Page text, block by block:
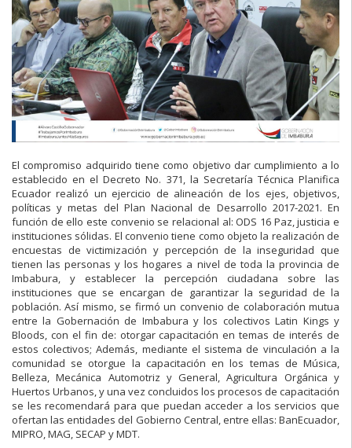
El compromiso adquirido tiene como objetivo dar cumplimiento a lo
establecido en el Decreto No. 371, la Secretaría Técnica Planifica
Ecuador realizó un ejercicio de alineación de los ejes, objetivos,
políticas y metas del Plan Nacional de Desarrollo 2017-2021. En
función de ello este convenio se relacional al: ODS 16 Paz, justicia e
instituciones sólidas. El convenio tiene como objeto la realización de
encuestas de victimización y percepción de la inseguridad que
tienen las personas y los hogares a nivel de toda la provincia de
Imbabura, y establecer la percepción ciudadana sobre las
instituciones que se encargan de garantizar la seguridad de la
población. Así mismo, se firmó un convenio de colaboración mutua
entre la Gobernación de Imbabura y los colectivos Latin Kings y
Bloods, con el fin de: otorgar capacitación en temas de interés de
estos colectivos; Además, mediante el sistema de vinculación a la
comunidad se otorgue la capacitación en los temas de Música,
Belleza, Mecánica Automotriz y General, Agricultura Orgánica y
Huertos Urbanos, y una vez concluidos los procesos de capacitación
se les recomendará para que puedan acceder a los servicios que
ofertan las entidades del Gobierno Central, entre ellas: BanEcuador,
MIPRO, MAG, SECAP y MDT.